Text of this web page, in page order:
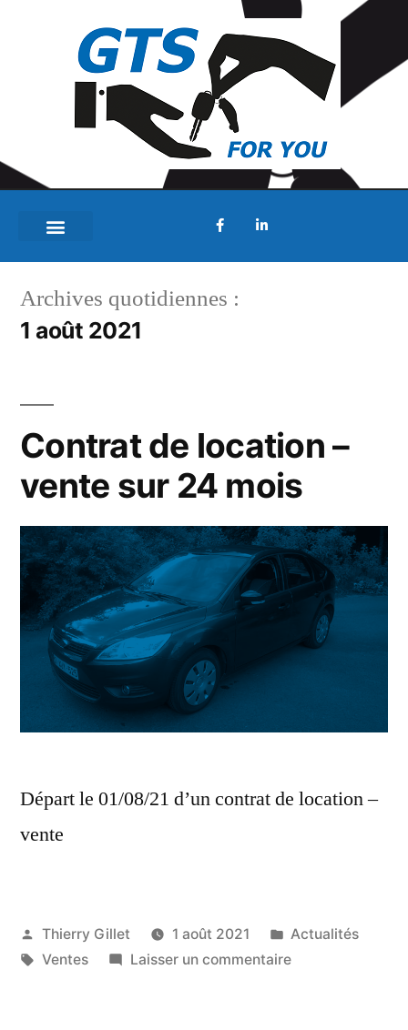
Archives quotidiennes :
1 août 2021
Contrat de location –
vente sur 24 mois
Départ le 01/08/21 d’un contrat de location –
vente
Thierry Gillet 1 août 2021
Actualités
Ventes
Laisser un commentaire